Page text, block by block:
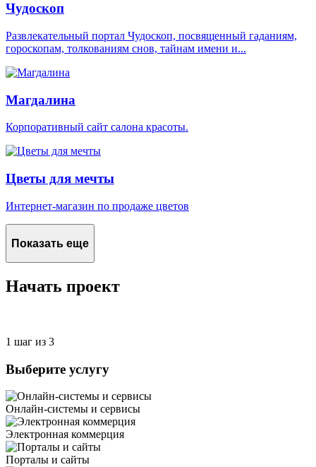
Чудоскоп
Развлекательный портал Чудоскоп, посвященный гаданиям,
гороскопам, толкованиям снов, тайнам имени и...
Магдалина
Корпоративный сайт салона красоты.
Цветы для мечты
Интернет-магазин по продаже цветов
Показать еще
Начать проект
1 шаг из 3
Выберите услугу
Онлайн-системы и сервисы
Электронная коммерция
Порталы и сайты